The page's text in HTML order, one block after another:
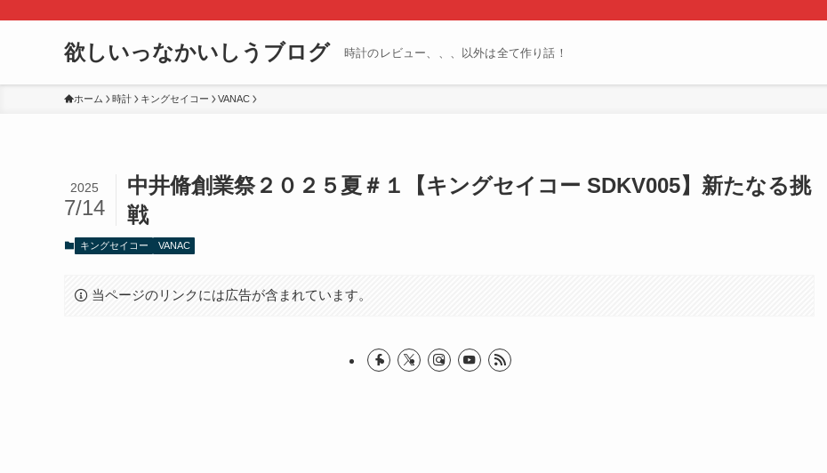
欲しいっなかいしうブログ 時計のレビュー、、、以外は全て作り話！
ホーム 時計 キングセイコー VANAC
中井脩創業祭２０２５夏＃１【キングセイコー SDKV005】新たなる挑
戦
2025
7/14
キングセイコー VANAC
当ページのリンクには広告が含まれています。